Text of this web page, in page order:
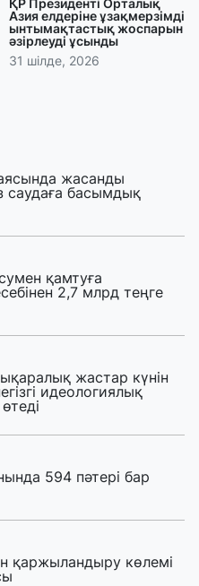
Азия елдеріне ұзақмерзімді
ынтымақтастық жоспарын
әзірлеуді ұсынды
31 шілде, 2026
жасанды
саудаға басымдық
қамтуға
2,7 млрд теңге
жастар күнін
идеологиялық
594 пәтері бар
қаржыландыру көлемі